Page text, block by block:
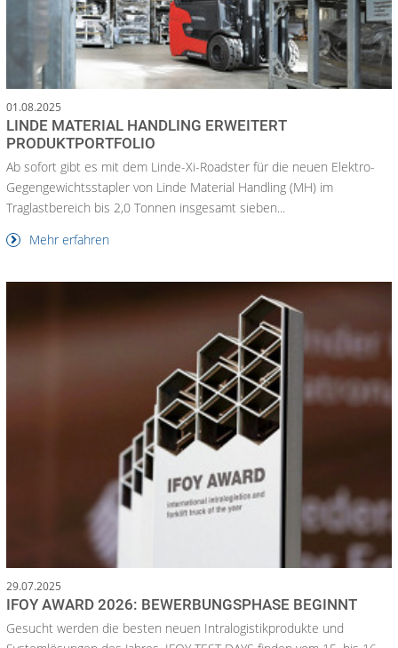
01.08.2025
LINDE MATERIAL HANDLING ERWEITERT
PRODUKTPORTFOLIO
Ab sofort gibt es mit dem Linde-Xi-Roadster für die neuen Elektro-
Gegengewichtsstapler von Linde Material Handling (MH) im
Traglastbereich bis 2,0 Tonnen insgesamt sieben...
Mehr erfahren
29.07.2025
IFOY AWARD 2026: BEWERBUNGSPHASE BEGINNT
Gesucht werden die besten neuen Intralogistikprodukte und